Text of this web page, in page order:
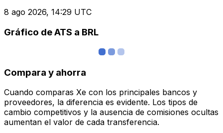
8 ago 2026, 14:29 UTC
Gráfico de ATS a BRL
Compara y ahorra
Cuando comparas Xe con los principales bancos y
proveedores, la diferencia es evidente. Los tipos de
cambio competitivos y la ausencia de comisiones ocultas
aumentan el valor de cada transferencia.